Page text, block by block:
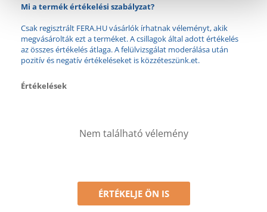
Mi a termék értékelési szabályzat?
Csak regisztrált FERA.HU vásárlók írhatnak véleményt, akik
megvásárolták ezt a terméket. A csillagok által adott értékelés
az összes értékelés átlaga. A felülvizsgálat moderálása után
pozitív és negatív értékeléseket is közzéteszünk.et.
Értékelések
Nem található vélemény
ÉRTÉKELJE ÖN IS